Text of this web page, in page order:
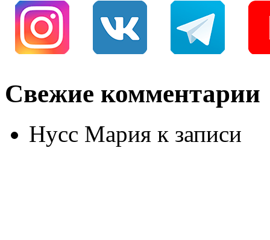
Свежие комментарии
Нусс Мария к записи